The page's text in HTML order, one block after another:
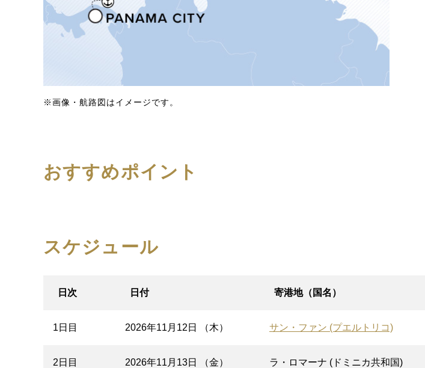
※画像・航路図はイメージです。
おすすめポイント
スケジュール
日次 日付 寄港地（国名）
1日目 2026年11月12日 （木） サン・ファン (プエルトリコ)
2日目 2026年11月13日 （金） ラ・ロマーナ (ドミニカ共和国)